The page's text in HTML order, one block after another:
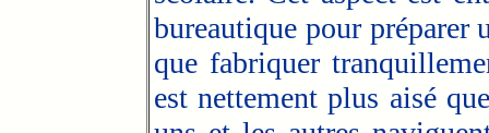
bureautique pour préparer
que fabriquer
est nettement plus aisé